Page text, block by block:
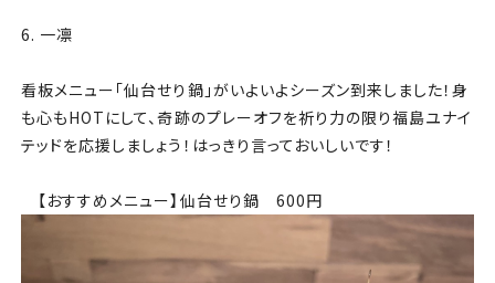
6. 一凛
看板メニュー「仙台せり鍋」がいよいよシーズン到来しました！身
も心もHOTにして、奇跡のプレーオフを祈り力の限り福島ユナイ
テッドを応援しましょう！はっきり言っておいしいです！
【おすすめメニュー】仙台せり鍋 600円